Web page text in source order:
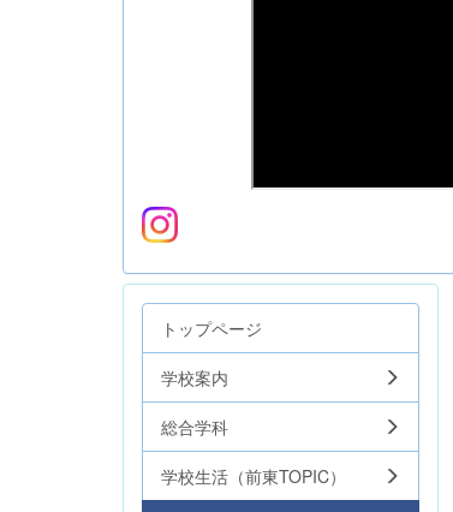
トップページ
学校案内
総合学科
学校生活（前東TOPIC）